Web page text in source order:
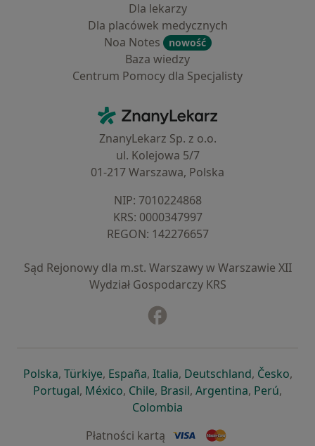
Dla lekarzy
Dla placówek medycznych
Noa Notes
nowość
Baza wiedzy
Centrum Pomocy dla Specjalisty
ZnanyLekarz - Strona główna
ZnanyLekarz Sp. z o.o.
ul. Kolejowa 5/7
01-217 Warszawa, Polska
NIP: ⁠7010224868
KRS: ⁠0000347997
REGON: ⁠142276657
Sąd Rejonowy dla m.st. Warszawy w Warszawie XII
Wydział Gospodarczy KRS
Polskaotwiera się w nowej karcie
, Türkiyeotwiera się w nowej karcie
, Españaotwiera się w nowej karcie
, Italiaotwiera się w nowej
, Deutschlandotwiera się
, Česko,
Portugalotwiera się w nowej karcie
, Méxicootwiera się w nowej karcie
, Chileotwiera się w nowej karcie
, Brasilotwiera się w nowej
, Argentinaotwiera się
, Perú,
Colombia
Płatności kartą